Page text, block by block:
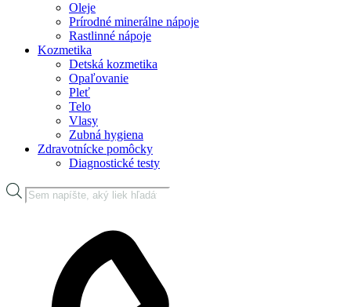
Oleje
Prírodné minerálne nápoje
Rastlinné nápoje
Kozmetika
Detská kozmetika
Opaľovanie
Pleť
Telo
Vlasy
Zubná hygiena
Zdravotnícke pomôcky
Diagnostické testy
Products
search